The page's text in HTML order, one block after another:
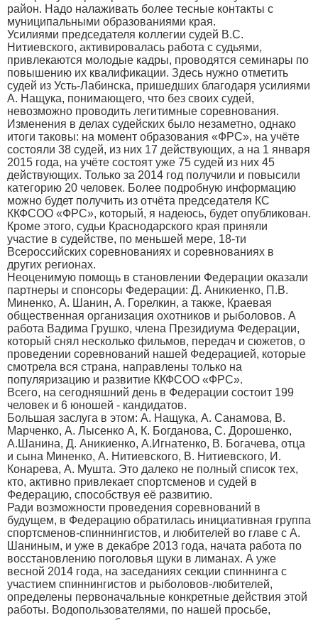
район. Надо налаживать более тесные контакты с
муниципальными образованиями края.
Усилиями председателя коллегии судей В.С.
Нитиевского, активировалась работа с судьями,
привлекаются молодые кадры, проводятся семинары по
повышению их квалификации. Здесь нужно отметить
судей из Усть-Лабинска, пришедших благодаря усилиями
А. Нащука, понимающего, что без своих судей,
невозможно проводить легитимные соревнования.
Изменения в делах судейских было незаметно, однако
итоги таковы: на момент образования «ФРС», на учёте
состояли 38 судей, из них 17 действующих, а на 1 января
2015 года, на учёте состоят уже 75 судей из них 45
действующих. Только за 2014 год получили и повысили
категорию 20 человек. Более подробную информацию
можно будет получить из отчёта председателя КС
ККФСОО «ФРС», который, я надеюсь, будет опубликован.
Кроме этого, судьи Краснодарского края приняли
участие в судействе, по меньшей мере, 18-ти
Всероссийских соревнованиях и соревнованиях в
других регионах.
Неоценимую помощь в становлении Федерации оказали
партнеры и спонсоры Федерации: Д. Аникиенко, П.В.
Миненко, А. Шанин, А. Горелкин, а также, Краевая
общественная организация охотников и рыболовов. А
работа Вадима Грушко, члена Президиума Федерации,
который снял несколько фильмов, передач и сюжетов, о
проведении соревнований нашей Федерацией, которые
смотрела вся страна, направлены только на
популяризацию и развитие ККФСОО «ФРС».
Всего, на сегодняшний день в Федерации состоит 199
человек и 6 юношей - кандидатов.
Большая заслуга в этом: А. Нащука, А. Санамова, В.
Марченко, А. Лысенко А, К. Богданова, С. Дорошенко,
А.Шанина, Д. Аникиенко, А.Игнатенко, В. Богачева, отца
и сына Миненко, А. Нитиевского, В. Нитиевского, И.
Конарева, А. Мушта. Это далеко не полный список тех,
кто, активно привлекает спортсменов и судей в
Федерацию, способствуя её развитию.
Ради возможности проведения соревнований в
будущем, в Федерацию обратилась инициативная группа
спортсменов-спиннингистов, и любителей во главе с А.
Шаниным, и уже в декабре 2013 года, начата работа по
восстановлению поголовья щуки в лиманах. А уже
весной 2014 года, на заседаниях секции спиннинга с
участием спиннингистов и рыболовов-любителей,
определены первоначальные конкретные действия этой
работы. Водопользователями, по нашей просьбе,